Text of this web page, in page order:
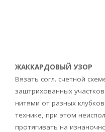
ЖАККАРДОВЫЙ УЗОР
Вязать согл. счетной
заштрихованных
нитями от разных
технике, при этом
протягивать на